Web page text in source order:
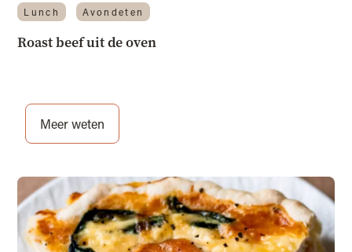
Lunch Avondeten
Roast beef uit de oven
Meer weten